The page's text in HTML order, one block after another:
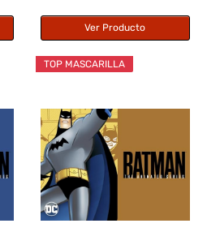
Ver Producto
TOP MASCARILLA